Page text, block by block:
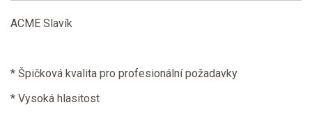
ACME Slavík
* Špičková kvalita pro profesionální požadavky
* Vysoká hlasitost